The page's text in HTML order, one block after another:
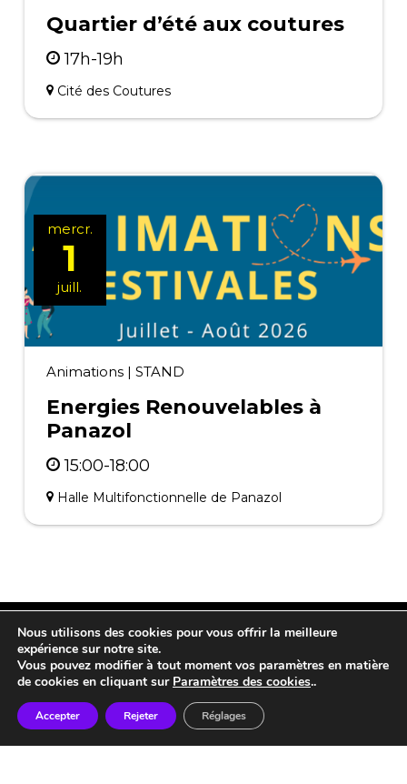
Quartier d’été aux coutures
17h-19h
Cité des Coutures
Animations| STAND
Energies Renouvelables à
Panazol
15:00-18:00
Halle Multifonctionnelle de Panazol
mercr.
1
juill.
twitter facebook linkedin instagramtiktok
Nous utilisons des cookies pour vous offrir la meilleure
expérience sur notre site.
Vous pouvez modifier à tout moment vos paramètres en matière
de cookies en cliquant sur Paramètres des cookies..
Accepter Rejeter Réglages